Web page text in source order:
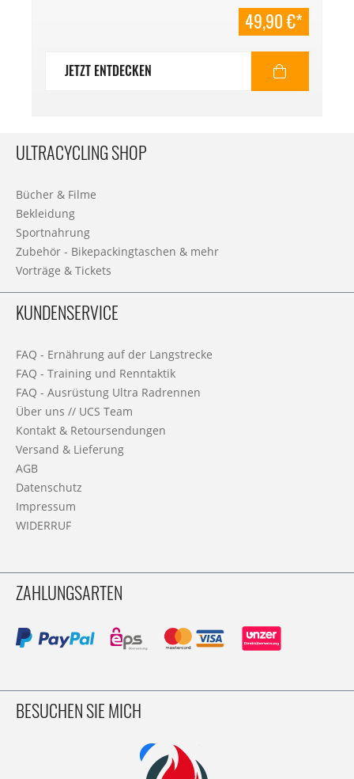
49,90 €*
JETZT ENTDECKEN
ULTRACYCLING SHOP
Bücher & Filme
Bekleidung
Sportnahrung
Zubehör - Bikepackingtaschen & mehr
Vorträge & Tickets
KUNDENSERVICE
FAQ - Ernährung auf der Langstrecke
FAQ - Training und Renntaktik
FAQ - Ausrüstung Ultra Radrennen
Über uns // UCS Team
Kontakt & Retoursendungen
Versand & Lieferung
AGB
Datenschutz
Impressum
WIDERRUF
ZAHLUNGSARTEN
BESUCHEN SIE MICH